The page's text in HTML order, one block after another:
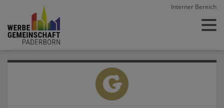
Interner Bereich